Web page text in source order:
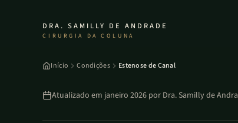
DRA. SAMILLY DE ANDRADE
CIRURGIA DA COLUNA
Início Condições Estenose de Canal
Atualizado em janeiro 2026 por Dra. Samilly de